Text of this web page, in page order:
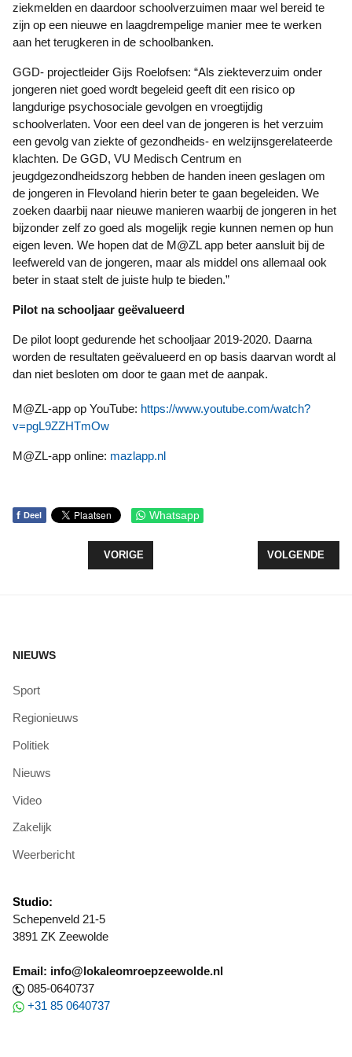
ziekmelden en daardoor schoolverzuimen maar wel bereid te
zijn op een nieuwe en laagdrempelige manier mee te werken
aan het terugkeren in de schoolbanken.
GGD- projectleider Gijs Roelofsen: “Als ziekteverzuim onder
jongeren niet goed wordt begeleid geeft dit een risico op
langdurige psychosociale gevolgen en vroegtijdig
schoolverlaten. Voor een deel van de jongeren is het verzuim
een gevolg van ziekte of gezondheids- en welzijnsgerelateerde
klachten. De GGD, VU Medisch Centrum en
jeugdgezondheidszorg hebben de handen ineen geslagen om
de jongeren in Flevoland hierin beter te gaan begeleiden. We
zoeken daarbij naar nieuwe manieren waarbij de jongeren in het
bijzonder zelf zo goed als mogelijk regie kunnen nemen op hun
eigen leven. We hopen dat de M@ZL app beter aansluit bij de
leefwereld van de jongeren, maar als middel ons allemaal ook
beter in staat stelt de juiste hulp te bieden.”
Pilot na schooljaar geëvalueerd
De pilot loopt gedurende het schooljaar 2019-2020. Daarna
worden de resultaten geëvalueerd en op basis daarvan wordt al
dan niet besloten om door te gaan met de aanpak.
M@ZL-app op YouTube: https://www.youtube.com/watch?
v=pgL9ZZHTmOw
M@ZL-app online: mazlapp.nl
f Deel Whatsapp
VORIG ARTIKEL: REACTIE REGIONAAL
VORIGE VOLGENDE
VOLGENDE
NIEUWS
Sport
Regionieuws
Politiek
Nieuws
Video
Zakelijk
Weerbericht
Studio:
Schepenveld 21-5
3891 ZK Zeewolde
Email: info@lokaleomroepzeewolde.nl
085-0640737
+31 85 0640737